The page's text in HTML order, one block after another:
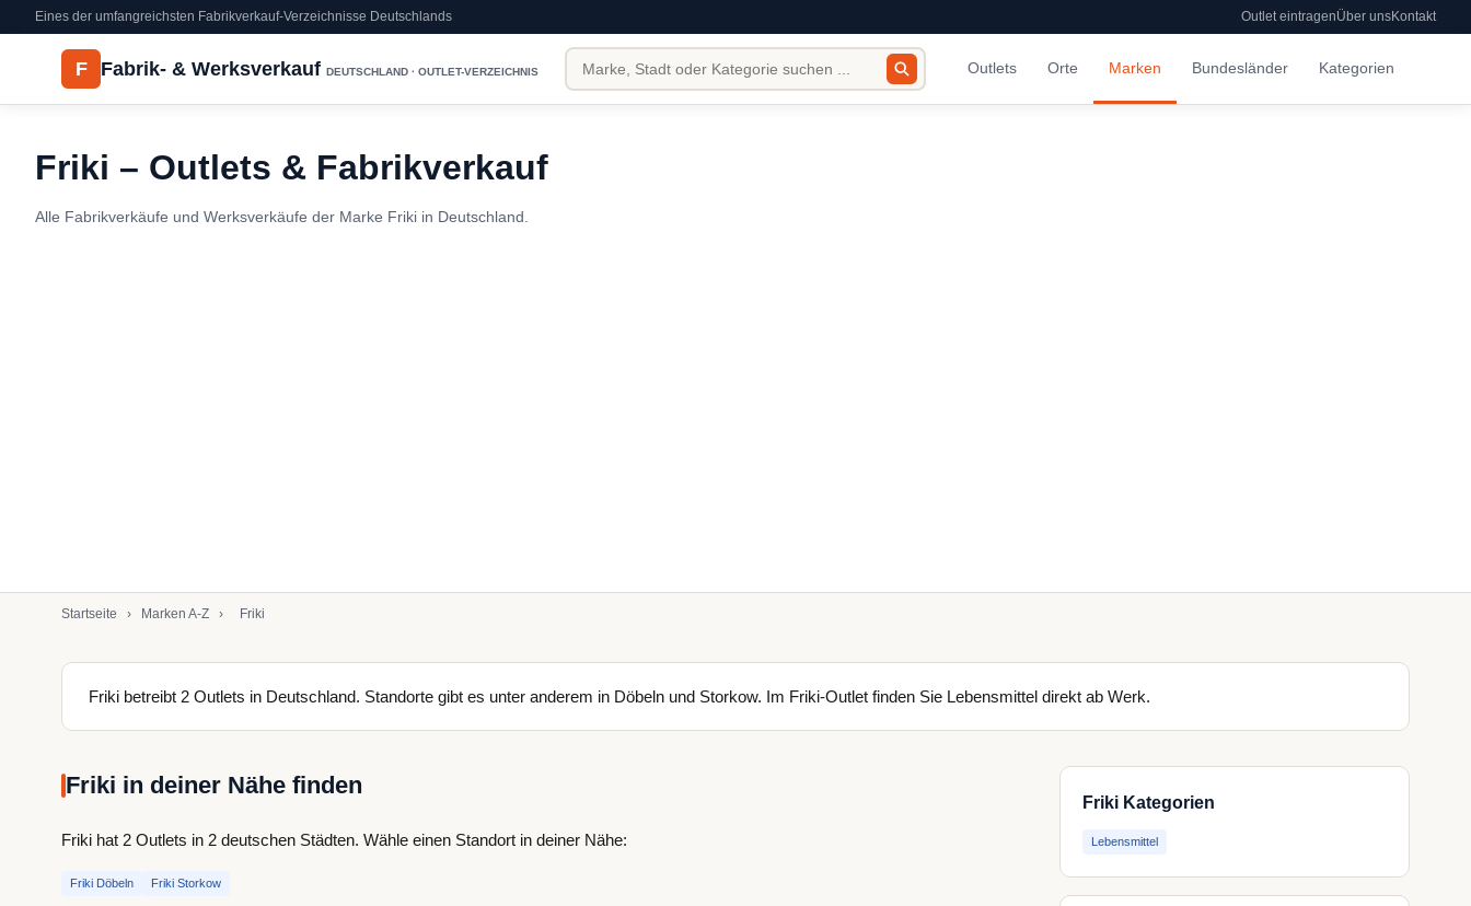
Eines der umfangreichsten Fabrikverkauf-Verzeichnisse Deutschlands Outlet eintragenÜber unsKontakt
F Fabrik- & Werksverkauf DEUTSCHLAND · OUTLET-VERZEICHNIS Outlets Orte Marken Bundesländer Kategorien
Friki – Outlets & Fabrikverkauf
Alle Fabrikverkäufe und Werksverkäufe der Marke Friki in Deutschland.
Startseite › Marken A-Z › Friki
Friki betreibt 2 Outlets in Deutschland. Standorte gibt es unter anderem in Döbeln und Storkow. Im Friki-Outlet finden Sie Lebensmittel direkt ab Werk.
Friki in deiner Nähe finden
Friki hat 2 Outlets in 2 deutschen Städten. Wähle einen Standort in deiner Nähe:
Friki Döbeln Friki Storkow
Friki Kategorien
Lebensmittel